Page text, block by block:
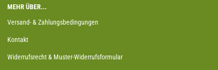
MEHR ÜBER...
Versand- & Zahlungsbedingungen
Kontakt
Widerrufsrecht & Muster-Widerrufsformular